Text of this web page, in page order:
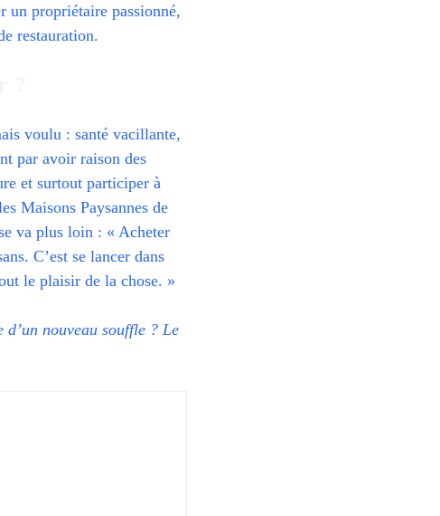
un propriétaire passionné,
restauration.
voulu : santé vacillante,
par avoir raison des
et surtout participer à
Maisons Paysannes de
va plus loin : « Acheter
C’est se lancer dans
le plaisir de la chose. »
nouveau souffle ? Le